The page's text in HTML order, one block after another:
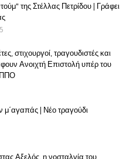
της Στέλλας Πετρίδου | Γράφει
στιχουργοί, τραγουδιστές και
Ανοιχτή Επιστολή υπέρ του
μ΄αγαπάς | Νέο τραγούδι
Αξελός, η νοσταλγία του